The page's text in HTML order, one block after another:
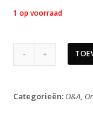
1 op voorraad
Crankafnemer
FC15
Categorieën: O&A,